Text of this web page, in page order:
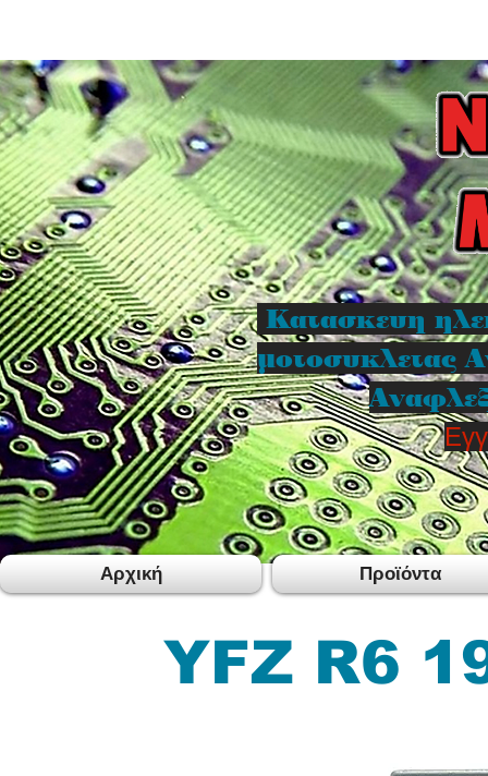
Κατασκευη
μοτοσυκλετας
YFZ R6
Αρχική Προϊόντα